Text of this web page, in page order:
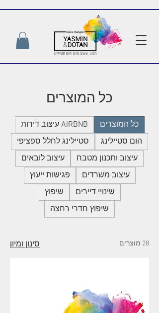
כל המוצרים
כל המוצרים
AIRBNB עיצוב דירות
הום סטיילינג
סטיילינג לחלל ספציפי
עיצוב ותכנון מטבח
עיצוב לובאים
עיצוב משרדים
פגישות ייעוץ
שינויי דיירים
שיפוץ
שיפוץ חדרי רחצה
28 מוצרים סינון ומיון